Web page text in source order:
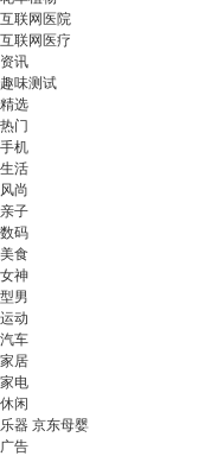
互联网医院
互联网医疗
资讯
趣味测试
精选
热门
手机
生活
风尚
亲子
数码
美食
女神
型男
运动
汽车
家居
家电
休闲
乐器 京东母婴
广告